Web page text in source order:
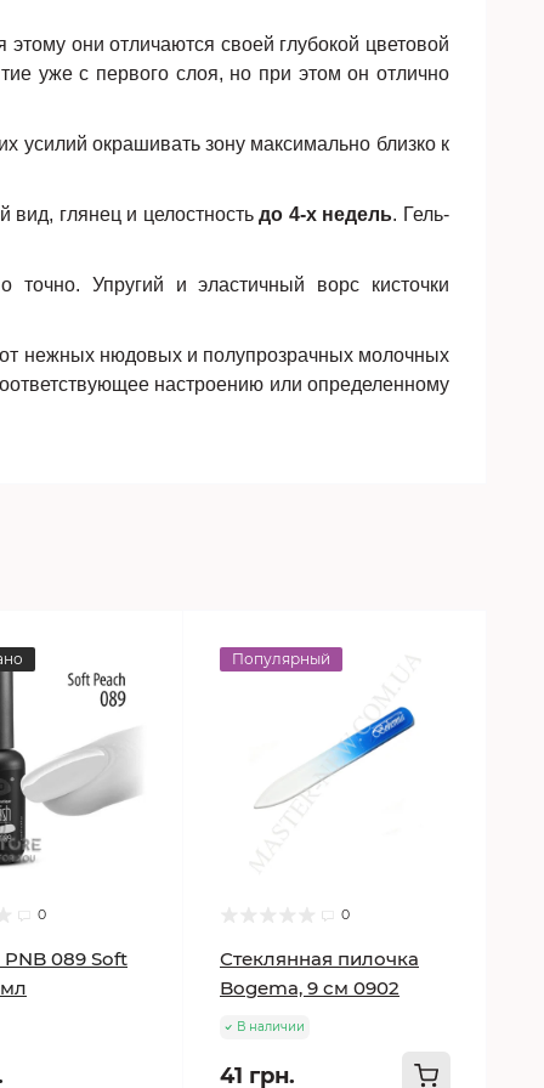
они отличаются своей глубокой цветовой
уже с первого слоя, но при этом он отлично
усилий окрашивать зону максимально близко к
вид, глянец и целостностьдо 4-х недель. Гель-
Упругий и эластичный ворс кисточки
нежных нюдовых и полупрозрачных молочных
настроению или определенному
0
PNB 089 Soft
Популярный
0
Стеклянная пилочка
Bogema, 9 см 0902
В наличии
41 грн.